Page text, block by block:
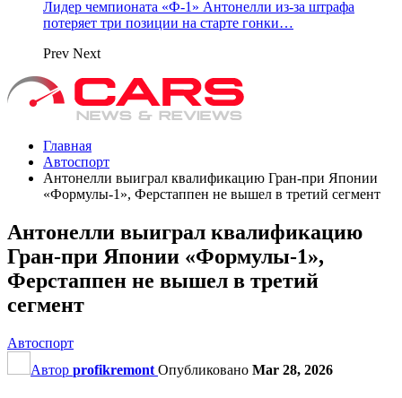
Лидер чемпионата «Ф‑1» Антонелли из‑за штрафа
потеряет три позиции на старте гонки…
Prev Next
Главная
Автоспорт
Антонелли выиграл квалификацию Гран‑при Японии
«Формулы‑1», Ферстаппен не вышел в третий сегмент
Антонелли выиграл квалификацию
Гран‑при Японии «Формулы‑1»,
Ферстаппен не вышел в третий
сегмент
Автоспорт
Автор profikremont Опубликовано Mar 28, 2026